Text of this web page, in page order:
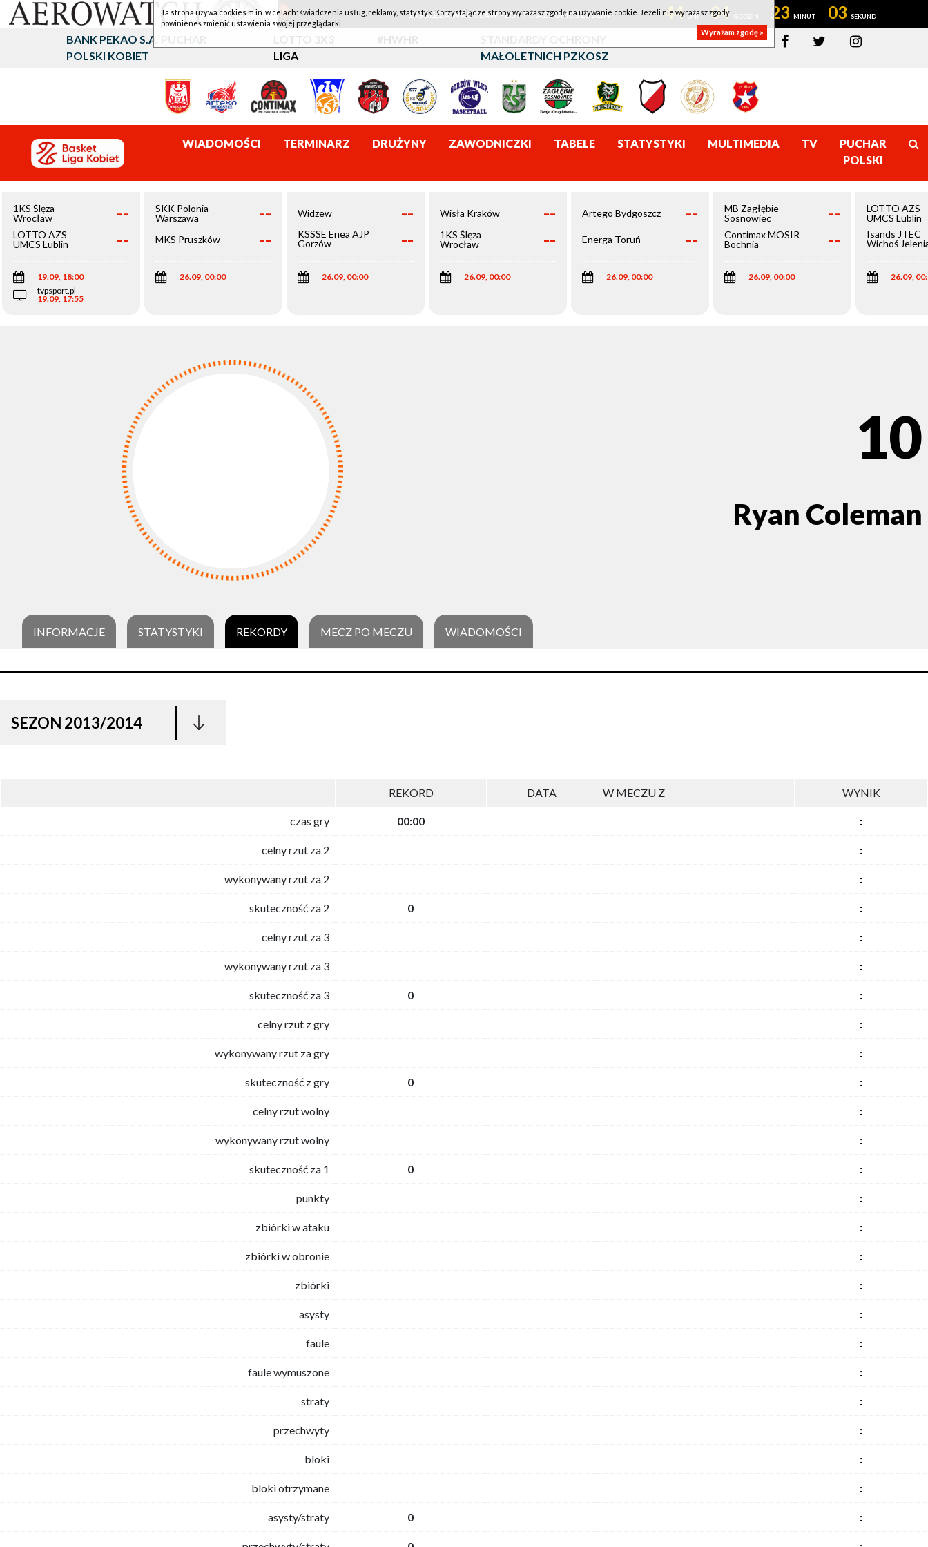
1KS ŚLĘZA WROCŁAW - LOTTO AZS UMCS LUBLIN 44 04 23 02
BANK PEKAO S.A. PUCHAR
POLSKI KOBIET
LOTTO 3X3
LIGA
#HWHR
STANDARDY OCHRONY
MAŁOLETNICH PZKOSZ
WIADOMOŚCI TERMINARZ DRUŻYNY ZAWODNICZKI TABELE STATYSTYKI MULTIMEDIA TV
PUCHAR
POLSKI
1KS Ślęza
Wrocław
--
LOTTO AZS
UMCS Lublin
--
19.09, 18:00
tvpsport.pl
19.09, 17:55
SKK Polonia
Warszawa
--
MKS Pruszków --
26.09, 00:00
Widzew --
KSSSE Enea AJP
Gorzów
--
26.09, 00:00
Wisła Kraków --
1KS Ślęza
Wrocław
--
26.09, 00:00
Artego Bydgoszcz --
Energa Toruń --
26.09, 00:00
MB Zagłębie
Sosnowiec
--
Contimax MOSIR
Bochnia
--
26.09, 00:00
LOTTO AZS
UMCS Lublin
Isands JTEC
Wichoś
26.09,
10
Ryan Coleman
INFORMACJE STATYSTYKI REKORDY MECZ PO MECZU WIADOMOŚCI
SEZON 2013/2014
REKORD DATA W MECZU Z WYNIK
czas gry 00:00 :
celny rzut za 2 :
wykonywany rzut za 2 :
skuteczność za 2 0 :
celny rzut za 3 :
wykonywany rzut za 3 :
skuteczność za 3 0 :
celny rzut z gry :
wykonywany rzut za gry :
skuteczność z gry 0 :
celny rzut wolny :
wykonywany rzut wolny :
skuteczność za 1 0 :
punkty :
zbiórki w ataku :
zbiórki w obronie :
zbiórki :
asysty :
faule :
faule wymuszone :
straty :
przechwyty :
bloki :
bloki otrzymane :
asysty/straty 0 :
Ta strona używa cookies m.in. w celach: świadczenia usług, reklamy, statystyk. Korzystając ze strony wyrażasz zgodę na używanie cookie. Jeżeli nie wyrażasz zgody
powinieneś zmienić ustawienia swojej przeglądarki.
Wyrażam zgodę »